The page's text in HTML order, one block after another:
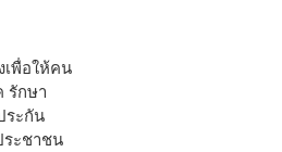
เพื่อให้คน
รักษา
ระกัน
ระชาชน